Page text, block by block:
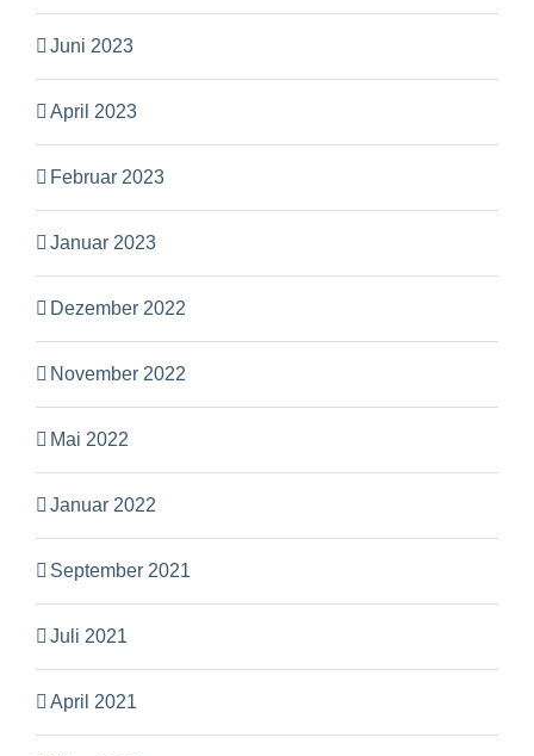
Juni 2023
April 2023
Februar 2023
Januar 2023
Dezember 2022
November 2022
Mai 2022
Januar 2022
September 2021
Juli 2021
April 2021